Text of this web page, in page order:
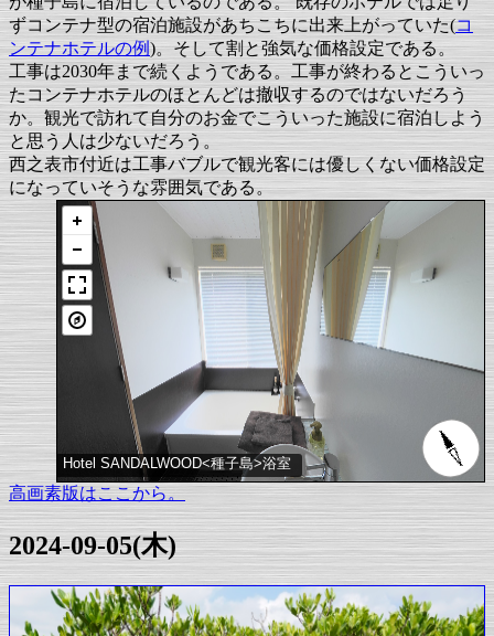
ずコンテナ型の宿泊施設があちこちに出来上がっていた(コ
ンテナホテルの例)。そして割と強気な価格設定である。
工事は2030年まで続くようである。工事が終わるとこういっ
たコンテナホテルのほとんどは撤収するのではないだろう
か。観光で訪れて自分のお金でこういった施設に宿泊しよう
と思う人は少ないだろう。
西之表市付近は工事バブルで観光客には優しくない価格設定
になっていそうな雰囲気である。
Hotel SANDALWOOD<種子島>浴室
高画素版はここから。
2024-09-05(木)